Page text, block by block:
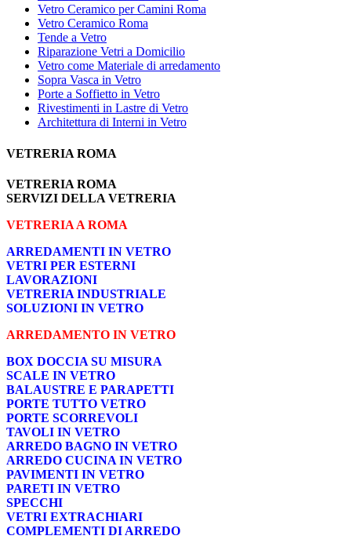
Vetro Ceramico per Camini Roma
Vetro Ceramico Roma
Tende a Vetro
Riparazione Vetri a Domicilio
Vetro come Materiale di arredamento
Sopra Vasca in Vetro
Porte a Soffietto in Vetro
Rivestimenti in Lastre di Vetro
Architettura di Interni in Vetro
VETRERIA ROMA
VETRERIA ROMA
SERVIZI DELLA VETRERIA
VETRERIA A ROMA
ARREDAMENTI IN VETRO
VETRI PER ESTERNI
LAVORAZIONI
VETRERIA INDUSTRIALE
SOLUZIONI IN VETRO
ARREDAMENTO IN VETRO
BOX DOCCIA SU MISURA
SCALE IN VETRO
BALAUSTRE E PARAPETTI
PORTE TUTTO VETRO
PORTE SCORREVOLI
TAVOLI IN VETRO
ARREDO BAGNO IN VETRO
ARREDO CUCINA IN VETRO
PAVIMENTI IN VETRO
PARETI IN VETRO
SPECCHI
VETRI EXTRACHIARI
COMPLEMENTI DI ARREDO